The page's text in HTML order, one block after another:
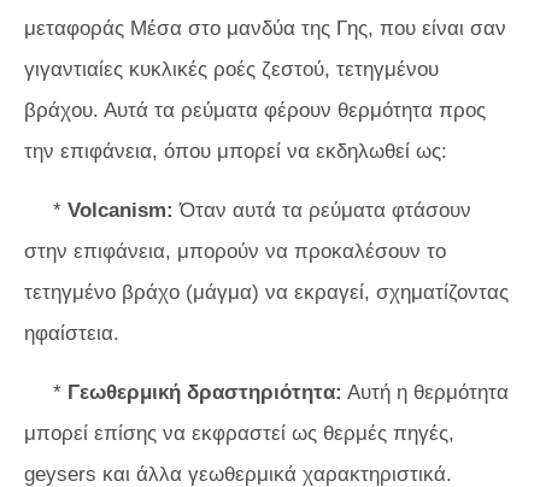
μεταφοράς Μέσα στο μανδύα της Γης, που είναι σαν
γιγαντιαίες κυκλικές ροές ζεστού, τετηγμένου
βράχου. Αυτά τα ρεύματα φέρουν θερμότητα προς
την επιφάνεια, όπου μπορεί να εκδηλωθεί ως:
* Volcanism: Όταν αυτά τα ρεύματα φτάσουν
στην επιφάνεια, μπορούν να προκαλέσουν το
τετηγμένο βράχο (μάγμα) να εκραγεί, σχηματίζοντας
ηφαίστεια.
* Γεωθερμική δραστηριότητα: Αυτή η θερμότητα
μπορεί επίσης να εκφραστεί ως θερμές πηγές,
geysers και άλλα γεωθερμικά χαρακτηριστικά.